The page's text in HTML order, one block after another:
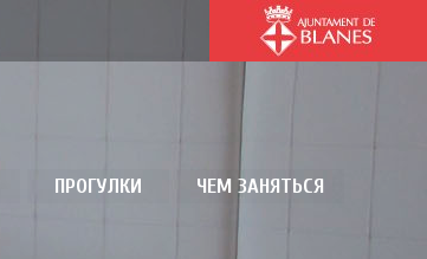
ПРОГУЛКИ ЧЕМ ЗАНЯТЬСЯ